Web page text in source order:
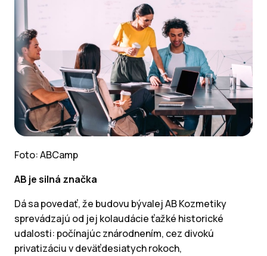
Foto: ABCamp
AB je silná značka
Dá sa povedať, že budovu bývalej AB Kozmetiky
sprevádzajú od jej kolaudácie ťažké historické
udalosti: počínajúc znárodnením, cez divokú
privatizáciu v deväťdesiatych rokoch,